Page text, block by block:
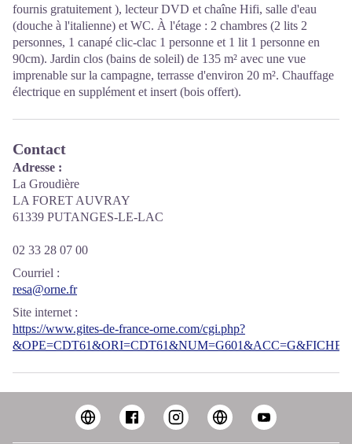
fournis gratuitement ), lecteur DVD et chaîne Hifi, salle d'eau
(douche à l'italienne) et WC. À l'étage : 2 chambres (2 lits 2
personnes, 1 canapé clic-clac 1 personne et 1 lit 1 personne en
90cm). Jardin clos (bains de soleil) de 135 m² avec une vue
imprenable sur la campagne, terrasse d'environ 20 m². Chauffage
électrique en supplément et insert (bois offert).
Contact
Adresse :
La Groudière
LA FORET AUVRAY
61339 PUTANGES-LE-LAC
02 33 28 07 00
Courriel :
resa@orne.fr
Site internet :
https://www.gites-de-france-orne.com/cgi.php?